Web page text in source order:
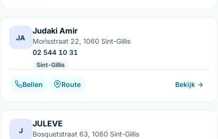
JA
Judaki Amir
Morisstraat 22, 1060 Sint-Gillis
02 544 10 31
Sint-Gillis
Bellen Route Bekijk →
J
JULEVE
Bosquetstraat 63, 1060 Sint-Gillis